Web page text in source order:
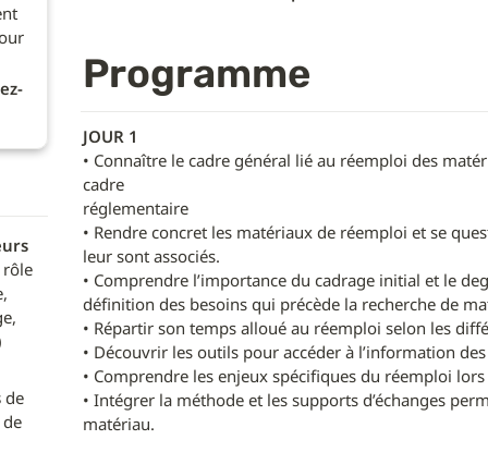
de
Programme
JOUR 1
• Connaître le cadre général lié au réemploi des
cadre
réglementaire
• Rendre concret les matériaux de réemploi et se
leur sont associés.
• Comprendre l’importance du cadrage initial et le
définition des besoins qui précède la recherche de
• Répartir son temps alloué au réemploi selon les
• Découvrir les outils pour accéder à l’information
• Comprendre les enjeux spécifiques du réemploi
• Intégrer la méthode et les supports d’échanges
matériau.